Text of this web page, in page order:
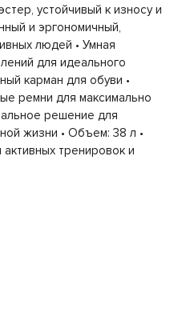
устойчивый к износу и
и эргономичный,
людей • Умная
для идеального
карман для обуви •
ремни для максимально
решение для
жизни • Объем: 38 л •
тренировок и